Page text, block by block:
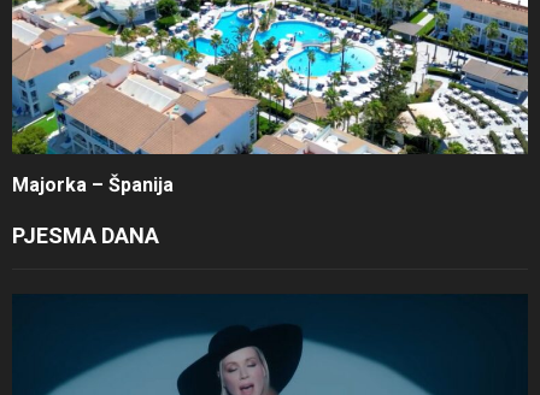
Majorka – Španija
PJESMA DANA